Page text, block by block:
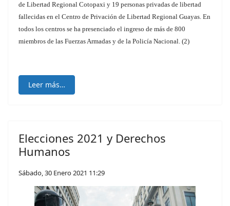
de Libertad Regional Cotopaxi y 19 personas privadas de libertad
fallecidas en el Centro de Privación de Libertad Regional Guayas. En
todos los centros se ha presenciado el ingreso de más de 800
miembros de las Fuerzas Armadas y de la Policía Nacional. (2)
Leer más…
Elecciones 2021 y Derechos
Humanos
Sábado, 30 Enero 2021 11:29